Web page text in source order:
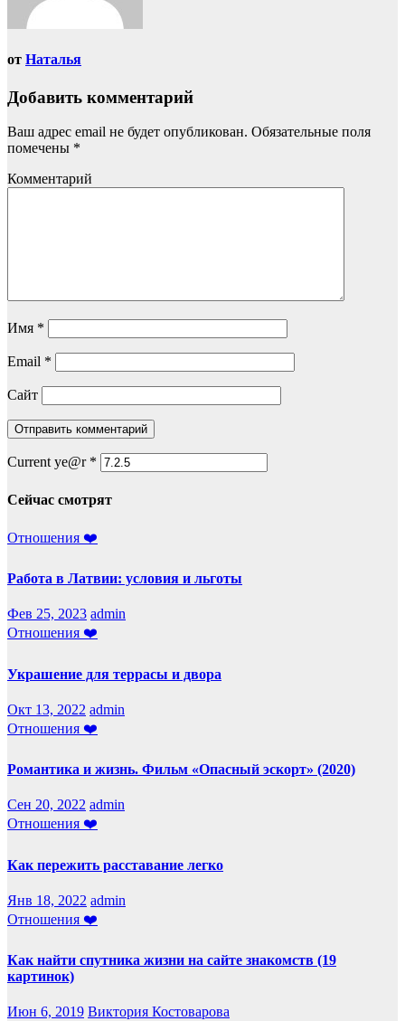
от Наталья
Добавить комментарий
Ваш адрес email не будет опубликован. Обязательные поля
помечены *
Комментарий
Имя *
Email *
Сайт
Current ye@r *
Сейчас смотрят
Отношения ❤️
Работа в Латвии: условия и льготы
Фев 25, 2023 admin
Отношения ❤️
Украшение для террасы и двора
Окт 13, 2022 admin
Отношения ❤️
Романтика и жизнь. Фильм «Опасный эскорт» (2020)
Сен 20, 2022 admin
Отношения ❤️
Как пережить расставание легко
Янв 18, 2022 admin
Отношения ❤️
Как найти спутника жизни на сайте знакомств (19
картинок)
Июн 6, 2019 Виктория Костоварова